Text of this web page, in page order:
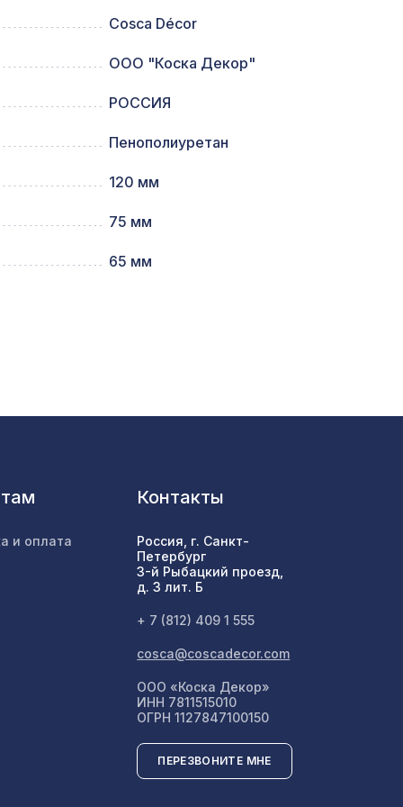
102 ₽
5107 ₽
2761 ₽
Cosca Décor
ООО "Коска Декор"
РОССИЯ
Пенополиуретан
120 мм
75 мм
65 мм
и оплата
Контакты
Россия, г. Санкт-
Петербург
3-й Рыбацкий проезд,
д. 3 лит. Б
+ 7 (812) 409 1 555
cosca@coscadecor.com
ООО «Коска Декор»
ИНН 7811515010
ОГРН 1127847100150
ПЕРЕЗВОНИТЕ МНЕ